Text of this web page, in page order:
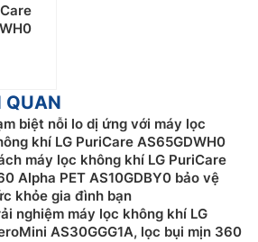
QUAN
biệt nỗi lo dị ứng với máy lọc
khí LG PuriCare AS65GDWH0
máy lọc không khí LG PuriCare
Alpha PET AS10GDBY0 bảo vệ
khỏe gia đình bạn
nghiệm máy lọc không khí LG
AS30GGG1A, lọc bụi mịn 360